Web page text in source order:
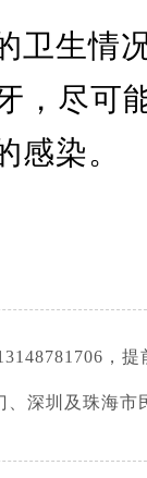
卫生情
，尽可
感染。
，
、深圳及珠海